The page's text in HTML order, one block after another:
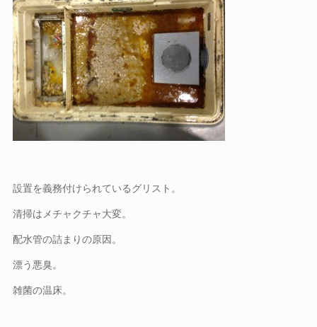
設置を義務付けられているグリスト。
清掃はメチャクチャ大変。
配水管の詰まりの原因。
漂う悪臭。
雑菌の温床。